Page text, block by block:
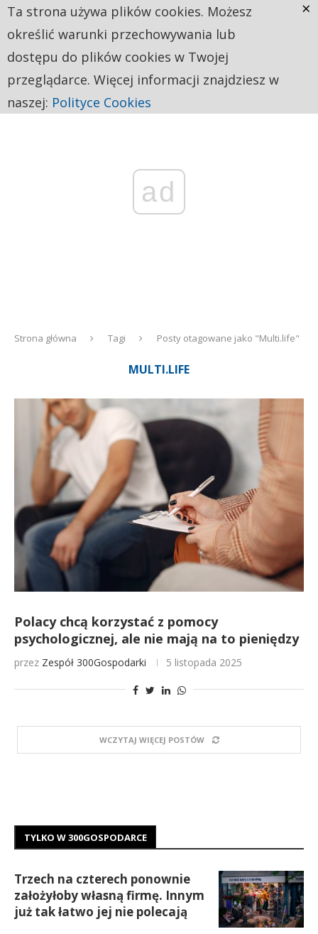
ad
Strona główna Tagi Posty otagowane jako "Multi.life"
MULTI.LIFE
Polacy chcą korzystać z pomocy
psychologicznej, ale nie mają na to pieniędzy
przez Zespół 300Gospodarki 5 listopada 2025
WCZYTAJ WIĘCEJ POSTÓW
TYLKO W 300GOSPODARCE
Trzech na czterech ponownie
założyłoby własną firmę. Innym
już tak łatwo jej nie polecają
Ta strona używa plików cookies. Możesz
określić warunki przechowywania lub
dostępu do plików cookies w Twojej
przeglądarce. Więcej informacji znajdziesz w
naszej: Polityce Cookies
×